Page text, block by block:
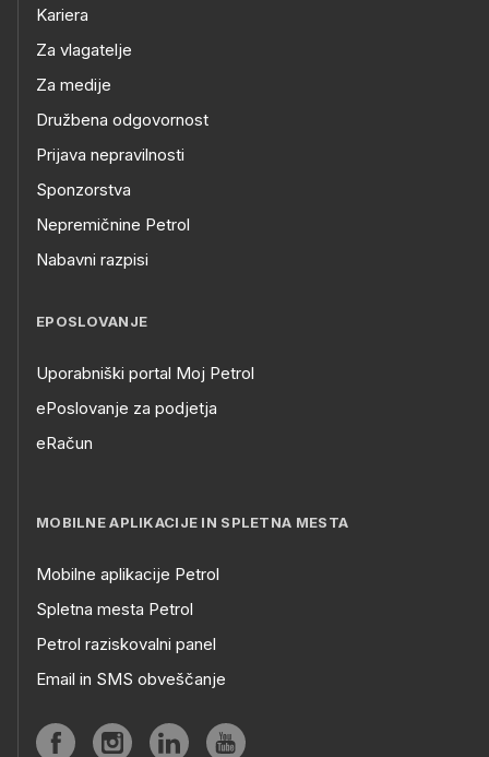
Kariera
Za vlagatelje
Za medije
Družbena odgovornost
Prijava nepravilnosti
Sponzorstva
Nepremičnine Petrol
Nabavni razpisi
EPOSLOVANJE
Uporabniški portal Moj Petrol
ePoslovanje za podjetja
eRačun
MOBILNE APLIKACIJE IN SPLETNA MESTA
Mobilne aplikacije Petrol
Spletna mesta Petrol
Petrol raziskovalni panel
Email in SMS obveščanje